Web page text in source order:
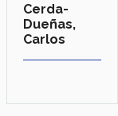
Cerda-
Dueñas,
Carlos